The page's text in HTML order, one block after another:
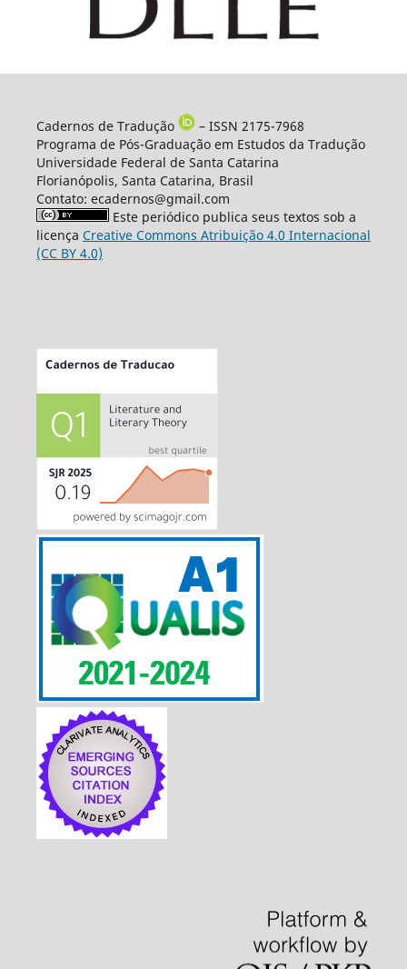
Cadernos de Tradução
– ISSN 2175-7968
Programa de Pós-Graduação em Estudos da Tradução
Universidade Federal de Santa Catarina
Florianópolis, Santa Catarina, Brasil
Contato: ecadernos@gmail.com
Este periódico publica seus textos sob a
licença Creative Commons Atribuição 4.0 Internacional
(CC BY 4.0)